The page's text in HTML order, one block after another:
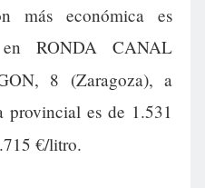
más económica es
RONDA CANAL
8 (Zaragoza), a
provincial es de 1.531
€/litro.